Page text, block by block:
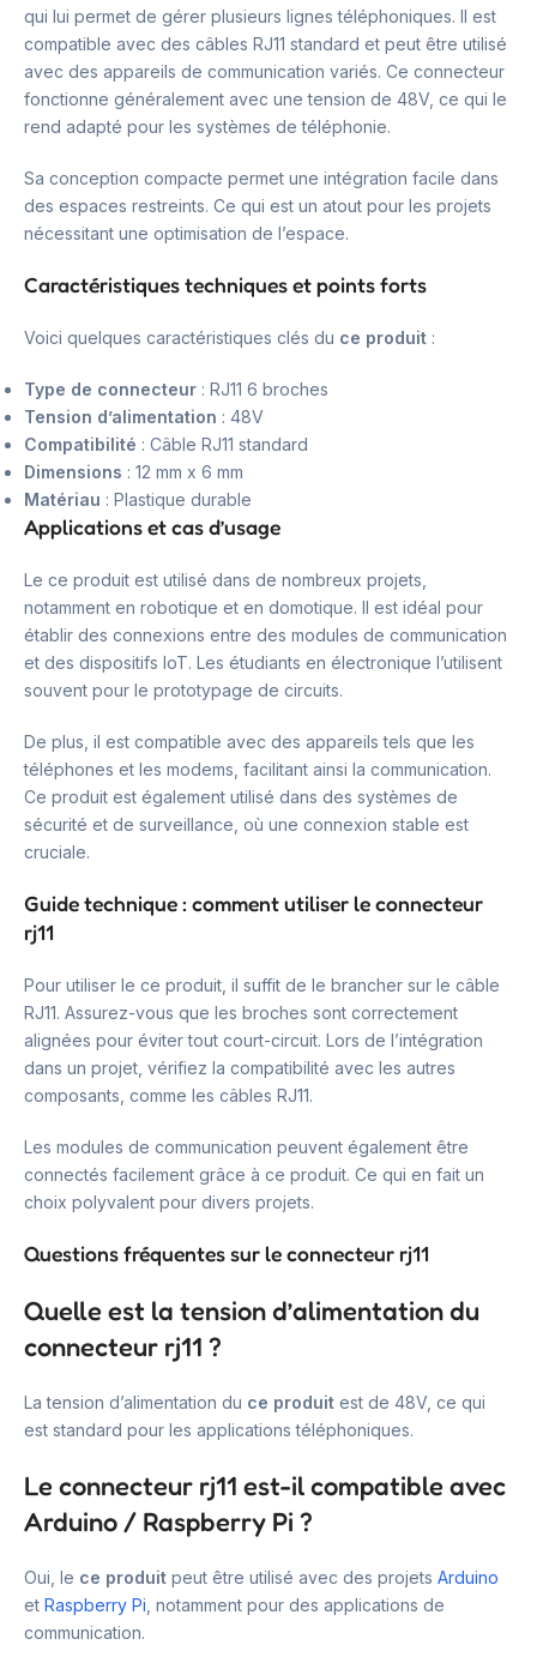
qui lui permet de gérer plusieurs lignes téléphoniques. Il est
compatible avec des câbles RJ11 standard et peut être utilisé
avec des appareils de communication variés. Ce connecteur
fonctionne généralement avec une tension de 48V, ce qui le
rend adapté pour les systèmes de téléphonie.
Sa conception compacte permet une intégration facile dans
des espaces restreints. Ce qui est un atout pour les projets
nécessitant une optimisation de l’espace.
Caractéristiques techniques et points forts
Voici quelques caractéristiques clés du ce produit :
Type de connecteur : RJ11 6 broches
Tension d’alimentation : 48V
Compatibilité : Câble RJ11 standard
Dimensions : 12 mm x 6 mm
Matériau : Plastique durable
Applications et cas d’usage
Le ce produit est utilisé dans de nombreux projets,
notamment en robotique et en domotique. Il est idéal pour
établir des connexions entre des modules de communication
et des dispositifs IoT. Les étudiants en électronique l’utilisent
souvent pour le prototypage de circuits.
De plus, il est compatible avec des appareils tels que les
téléphones et les modems, facilitant ainsi la communication.
Ce produit est également utilisé dans des systèmes de
sécurité et de surveillance, où une connexion stable est
cruciale.
Guide technique : comment utiliser le connecteur
rj11
Pour utiliser le ce produit, il suffit de le brancher sur le câble
RJ11. Assurez-vous que les broches sont correctement
alignées pour éviter tout court-circuit. Lors de l’intégration
dans un projet, vérifiez la compatibilité avec les autres
composants, comme les câbles RJ11.
Les modules de communication peuvent également être
connectés facilement grâce à ce produit. Ce qui en fait un
choix polyvalent pour divers projets.
Questions fréquentes sur le connecteur rj11
Quelle est la tension d’alimentation du
connecteur rj11 ?
La tension d’alimentation du ce produit est de 48V, ce qui
est standard pour les applications téléphoniques.
Le connecteur rj11 est-il compatible avec
Arduino / Raspberry Pi ?
Oui, le ce produit peut être utilisé avec des projets Arduino
et Raspberry Pi , notamment pour des applications de
communication.